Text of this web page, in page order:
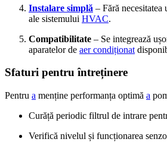
Instalare simplă – Fără
ale sistemului HVAC.
Compatibilitate – Se integrează
aparatelor de aer condiționat
Sfaturi pentru întreținere
Pentru a menține performanța optimă a
Curăță periodic filtrul de intrare
Verifică nivelul și funcționarea